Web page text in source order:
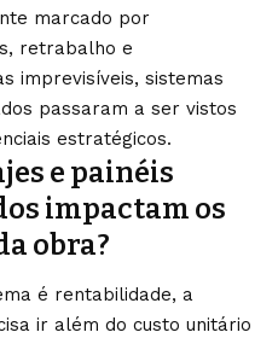
marcado por
retrabalho e
imprevisíveis, sistemas
passaram a ser vistos
estratégicos.
e painéis
impactam os
obra?
é rentabilidade, a
ir além do custo unitário